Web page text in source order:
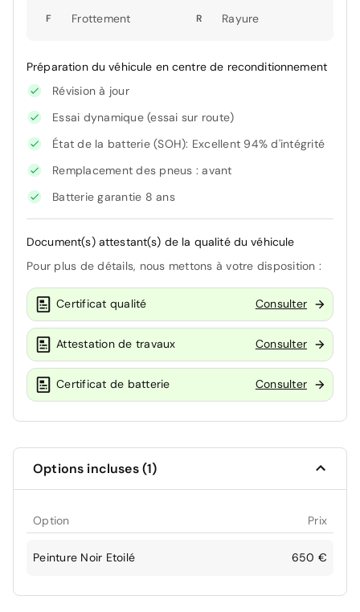
F Frottement R Rayure
Préparation du véhicule en centre de reconditionnement
Révision à jour
Essai dynamique (essai sur route)
État de la batterie (SOH): Excellent 94% d'intégrité
Remplacement des pneus : avant
Batterie garantie 8 ans
Document(s) attestant(s) de la qualité du véhicule
Pour plus de détails, nous mettons à votre disposition :
Certificat qualité Consulter
Attestation de travaux Consulter
Certificat de batterie Consulter
Options incluses (1)
Option Prix
Peinture Noir Etoilé 650 €